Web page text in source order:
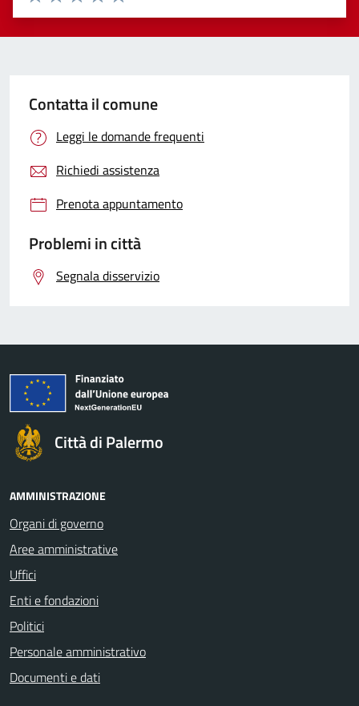
Valuta 5 stelle su 5
Valuta 4 stelle su 5
Valuta 3 stelle su 5
Valuta 2 stelle su 5
Valuta 1 stelle su 5
Contatta il comune
Leggi le domande frequenti
Richiedi assistenza
Prenota appuntamento
Problemi in città
Segnala disservizio
Città di Palermo
AMMINISTRAZIONE
Organi di governo
Aree amministrative
Uffici
Enti e fondazioni
Politici
Personale amministrativo
Documenti e dati